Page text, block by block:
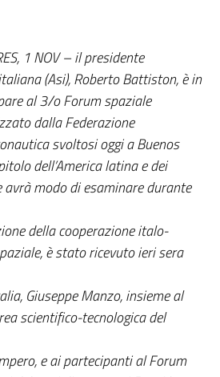
1 NOV – il presidente
(Asi), Roberto Battiston, è in
al 3/o Forum spaziale
dalla Federazione
svoltosi oggi a Buenos
dell’America latina e dei
avrà modo di esaminare durante
della cooperazione italo-
è stato ricevuto ieri sera
Giuseppe Manzo, insieme al
scientifico-tecnologica del
e ai partecipanti al Forum